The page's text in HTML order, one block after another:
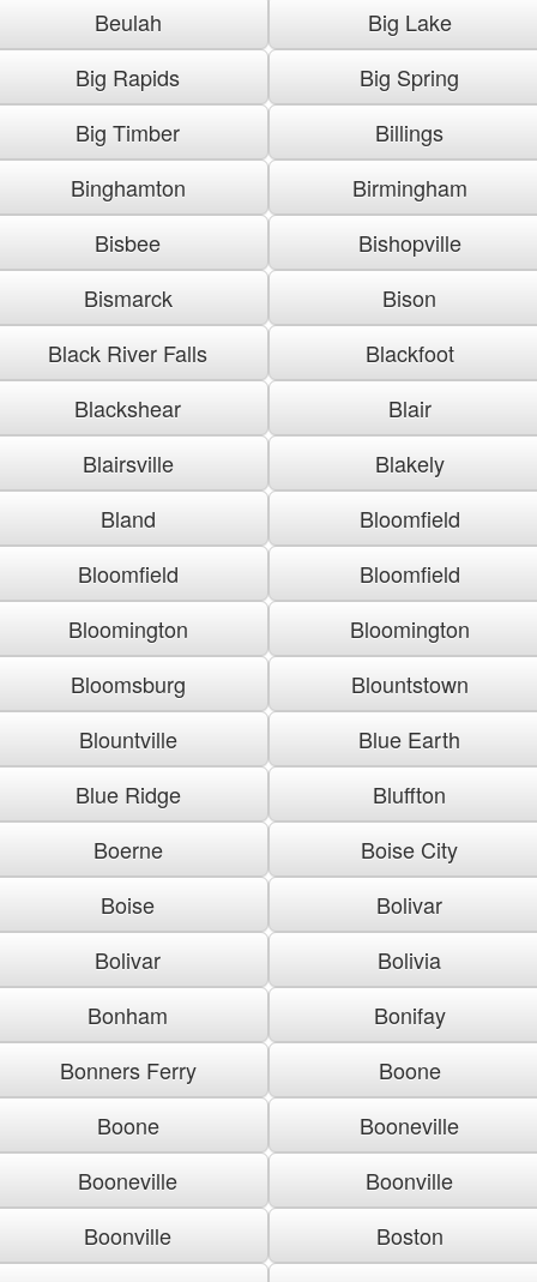
Beulah
Big Lake
Big Rapids
Big Spring
Big Timber
Billings
Binghamton
Birmingham
Bisbee
Bishopville
Bismarck
Bison
Black River Falls
Blackfoot
Blackshear
Blair
Blairsville
Blakely
Bland
Bloomfield
Bloomfield
Bloomfield
Bloomington
Bloomington
Bloomsburg
Blountstown
Blountville
Blue Earth
Blue Ridge
Bluffton
Boerne
Boise City
Boise
Bolivar
Bolivar
Bolivia
Bonham
Bonifay
Bonners Ferry
Boone
Boone
Booneville
Booneville
Boonville
Boonville
Boston